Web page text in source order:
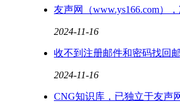
友声网（www.ys166.com）
2024-11-16
收不到注册邮件和密码找回
2024-11-16
CNG知识库，已独立于友声